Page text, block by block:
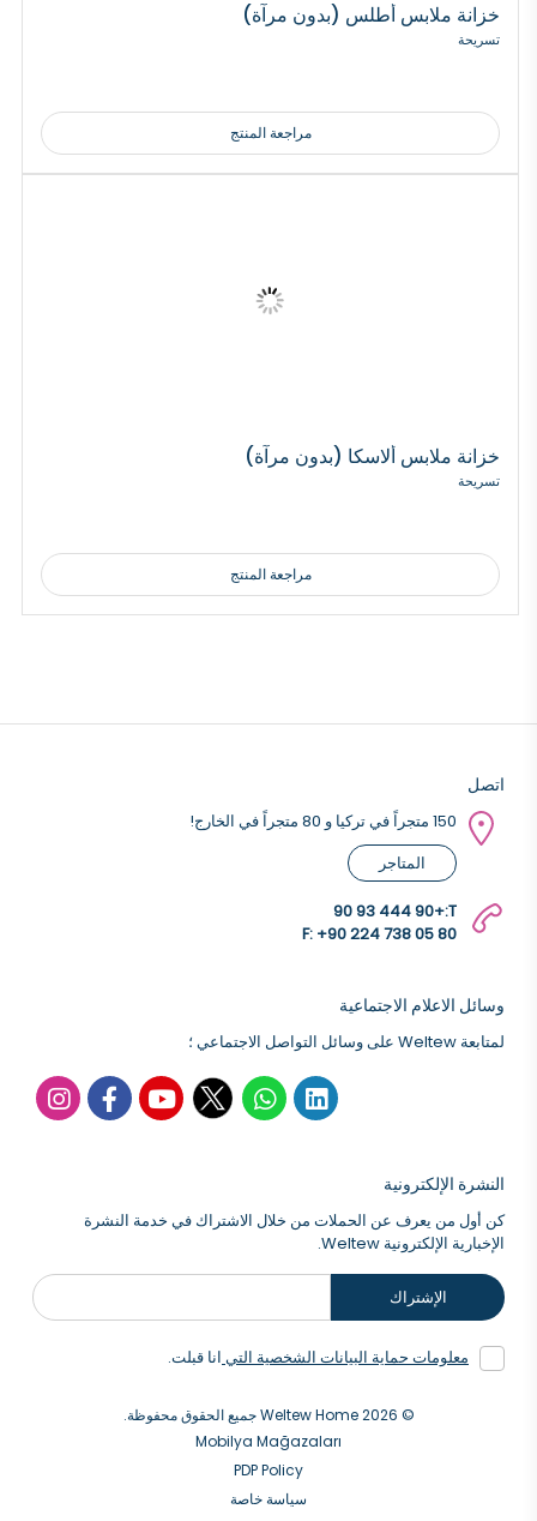
خزانة ملابس أطلس (بدون مرآة)
تسريحة
مراجعة المنتج
خزانة ملابس ألاسكا (بدون مرآة)
تسريحة
مراجعة المنتج
اتصل
150 متجراً في تركيا و 80 متجراً في الخارج!
المتاجر
T:
+90 444 93 90
F: +90 224 738 05 80
وسائل الاعلام الاجتماعية
لمتابعة Weltew على وسائل التواصل الاجتماعي ؛
النشرة الإلكترونية
كن أول من يعرف عن الحملات من خلال الاشتراك في خدمة النشرة
الإخبارية الإلكترونية Weltew.
معلومات حماية البيانات الشخصية التي انا قبلت.
الإشتراك
© 2026 Weltew Home جميع الحقوق محفوظة.
Mobilya Mağazaları
PDP Policy
سياسة خاصة